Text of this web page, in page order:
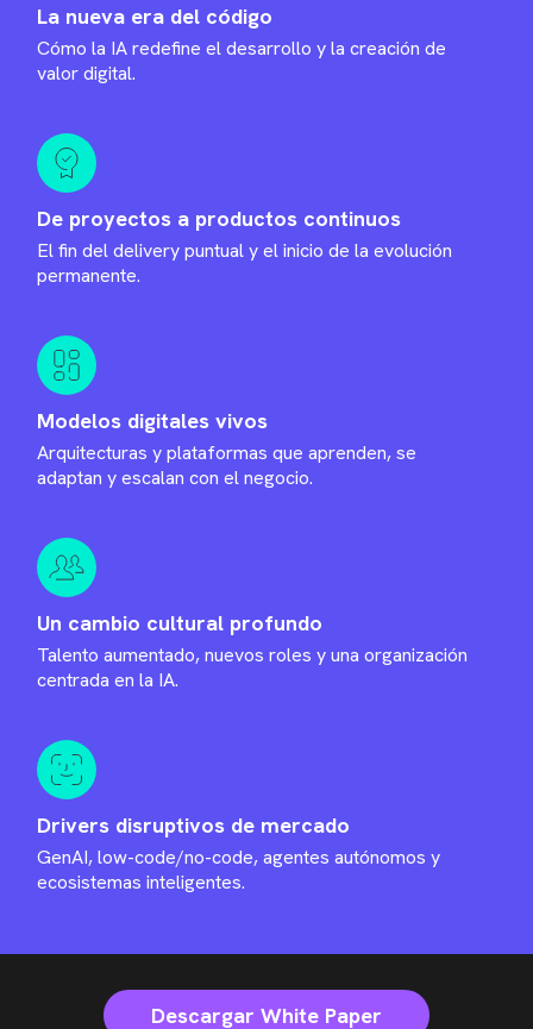
La nueva era del código
Cómo la IA redefine el desarrollo y la creación de
valor digital.
De proyectos a productos continuos
El fin del delivery puntual y el inicio de la evolución
permanente.
Modelos digitales vivos
Arquitecturas y plataformas que aprenden, se
adaptan y escalan con el negocio.
Un cambio cultural profundo
Talento aumentado, nuevos roles y una organización
centrada en la IA.
Drivers disruptivos de mercado
GenAI, low-code/no-code, agentes autónomos y
ecosistemas inteligentes.
Descargar White Paper